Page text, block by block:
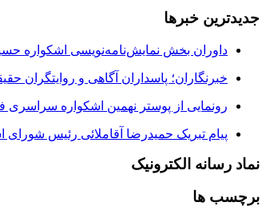
جدیدترین خبرها
داوران بخش نمایش‌نامه‌نویسی اشکواره
خبرنگاران؛ پاسداران آگاهی و روایتگران
رونمایی از پوستر نهمین اشکواره
پیام تبریک حمیدرضا آقاملائی رئیس
نماد رسانه الکترونیک
برچسب ها